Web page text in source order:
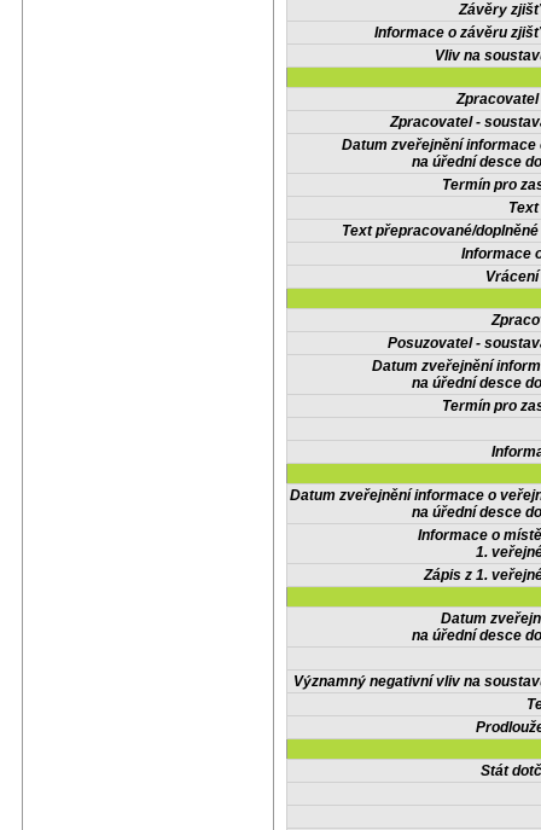
Závěry
Informace o závěru
Vliv na
Zpracovatel -
Datum zveřejnění informace
na úřední desce
Termín pro
Text přepracované/
Informace
Posuzovatel -
Datum zveřejnění
na úřední desce
Termín pro
Datum zveřejnění informace o
na úřední desce
Informace o
1.
Zápis z 1.
Datum
na úřední desce
Významný negativní vliv na
Stát